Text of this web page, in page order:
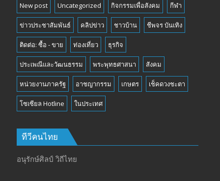
New post Uncategorized กิจกรรมเพื่อสังคม กีฬา
ข่าวประชาสัมพันธ์ คลิปข่าว ชาวบ้าน ชีพจร บันเทิง
ติดต่อ: ซื้อ - ขาย ท่องเที่ยว ธุรกิจ
ประเพณีและวัฒนธรรม พระพุทธศาสนา สังคม
หน่วยงานภาครัฐ อาชญากรรม เกษตร เช็คดวงชะตา
โซเซียล Hotline ในประเทศ
ทีวีคนไทย
อนุรักษ์ศิลป์ วิถีไทย